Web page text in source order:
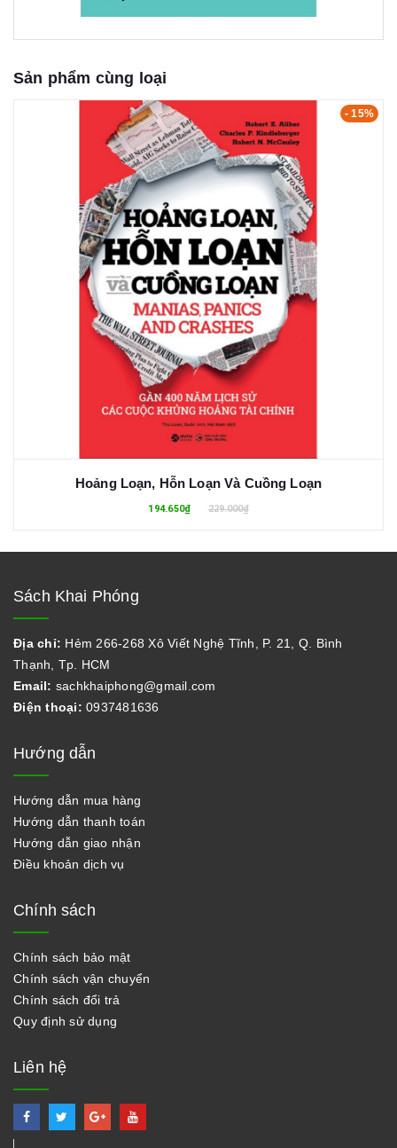
Sản phẩm cùng loại
- 15%
Hoảng Loạn, Hỗn Loạn Và Cuồng Loạn
194.650₫ 229.000₫
Sách Khai Phóng
Địa chỉ: Hẻm 266-268 Xô Viết Nghệ Tĩnh, P. 21, Q. Bình
Thạnh, Tp. HCM
Email: sachkhaiphong@gmail.com
Điện thoại: 0937481636
Hướng dẫn
Hướng dẫn mua hàng
Hướng dẫn thanh toán
Hướng dẫn giao nhận
Điều khoản dịch vụ
Chính sách
Chính sách bảo mật
Chính sách vận chuyển
Chính sách đổi trả
Quy định sử dụng
Liên hệ